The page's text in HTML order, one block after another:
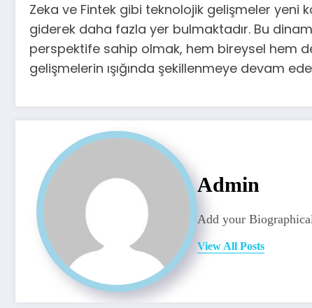
Zeka ve Fintek gibi teknolojik gelişmeler yeni
giderek daha fazla yer bulmaktadır. Bu
perspektife sahip olmak, hem bireysel hem
gelişmelerin ışığında şekillenmeye devam
Admin
Add your
View All Posts